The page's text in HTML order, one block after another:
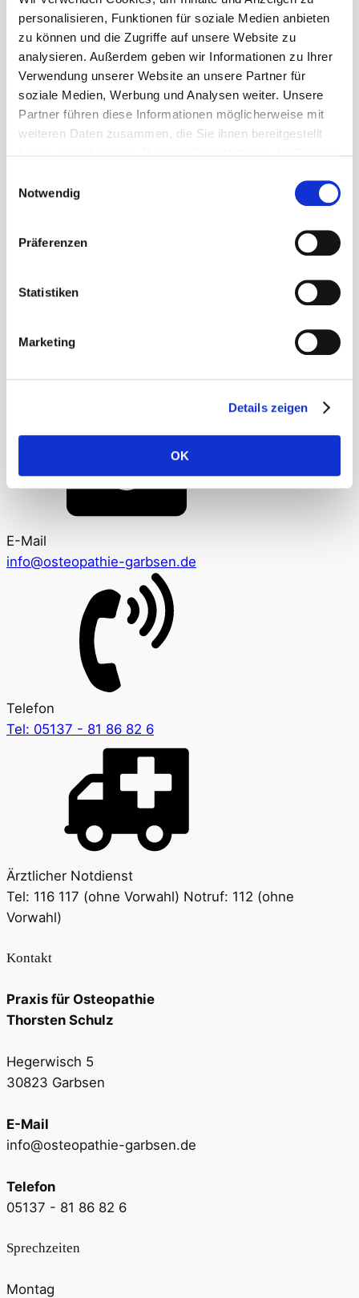
personalisieren, Funktionen für soziale Medien anbieten
zu können und die Zugriffe auf unsere Website zu
analysieren. Außerdem geben wir Informationen zu Ihrer
Verwendung unserer Website an unsere Partner für
soziale Medien, Werbung und Analysen weiter. Unsere
Partner führen diese Informationen möglicherweise mit
weiteren Daten zusammen, die Sie ihnen bereitgestellt
Cookies, wenn Sie unsere Webseite weiterhin nutzen.
Notwendig
Präferenzen
Statistiken
Marketing
Details zeigen
OK
Rezept und die bezahlten Rechnungen selbst bei
der Krankenkasse ein.
Wichtig: Laut Schreiben vom VOD am 30.12.2011
„Physiotherapeuten hingegen dürfen bekanntermaßen
nur im Rahmen der Physiotherapie osteopathisch
mitgeteilt wird."
Anschrift
E-Mail
info@osteopathie-garbsen.de
Telefon
Tel: 05137 - 81 86 82 6
Ärztlicher Notdienst
Tel: 116 117 (ohne Vorwahl) Notruf: 112 (ohne
Vorwahl)
Kontakt
Praxis für Osteopathie
Thorsten Schulz
Hegerwisch 5
30823 Garbsen
E-Mail
info@osteopathie-garbsen.de
Telefon
05137 - 81 86 82 6
Sprechzeiten
Montag